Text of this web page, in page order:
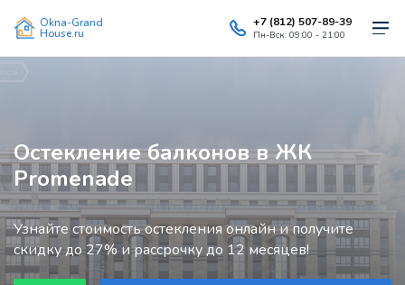
Okna-Grand
House.ru
+7 (812) 507-89-39
Пн-Вск: 09:00 - 21:00
Остекление балконов в ЖК
Promenade
Узнайте стоимость остекления онлайн и получите
скидку до 27% и рассрочку до 12 месяцев!